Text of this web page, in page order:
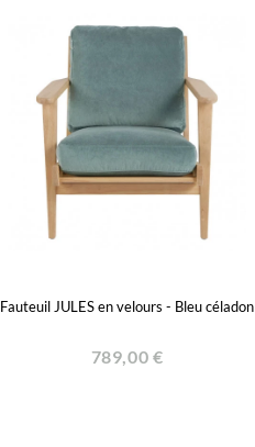
Fauteuil JULES en velours - Bleu céladon
789,00 €